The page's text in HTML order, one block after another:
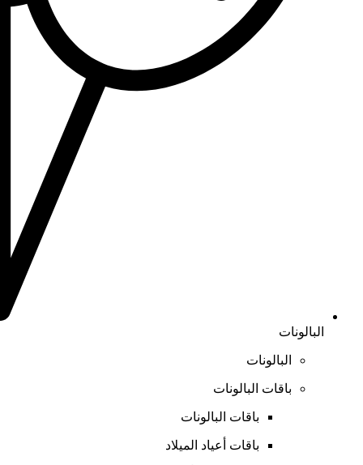
البالونات
البالونات
باقات البالونات
باقات البالونات
باقات أعياد الميلاد